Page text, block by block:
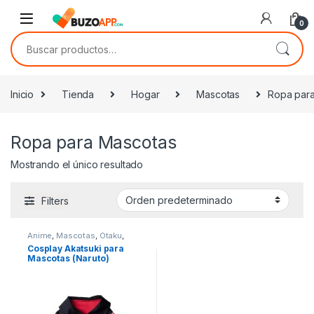
Skip to navigation
Skip to content
0
Buscar por:
Inicio Tienda Hogar Mascotas Ropa
Ropa para Mascotas
Mostrando el único resultado
Filters
Anime, Mascotas, Otaku,
Ropa para Mascotas
Cosplay Akatsuki para
Mascotas (Naruto)